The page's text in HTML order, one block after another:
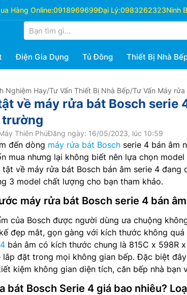
Hàng Online:0918969699Đại Lý:0983262323Ninh
Điện Gia Dụng Tủ Đông Thiết Bị Nhà
Nghiệm Hay/Tư Vấn Thiết Bị Nhà Bếp/Tư Vấn Máy
về máy rửa bát Bosch serie
Thiên PhúĐăng ngày: 16/05/2023, lúc 10:59
đến dòng máy rửa bát Bosch serie 4 bán âm
mua nhưng lại không biết nên lựa chọn
về máy rửa bát Bosch bán âm serie 4
3 model chất lượng cho bạn tham khảo.
máy rửa bát Bosch serie 4 bán âm
của Bosch được người dùng ưa chuộng
đẹp mắt, gọn gàng với kích thước không quá
bán âm có kích thước chung là 815C x 598R
lắp đặt trong mọi không gian bếp. Đặc biệt
kiệm không gian diện tích, căn bếp nhà bạn
bát Bosch Serie 4 giá bao nhiêu?